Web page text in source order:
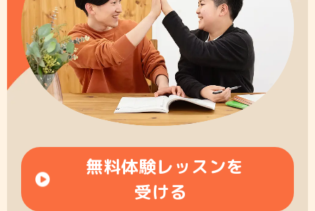
無料体験レッスンを
受ける